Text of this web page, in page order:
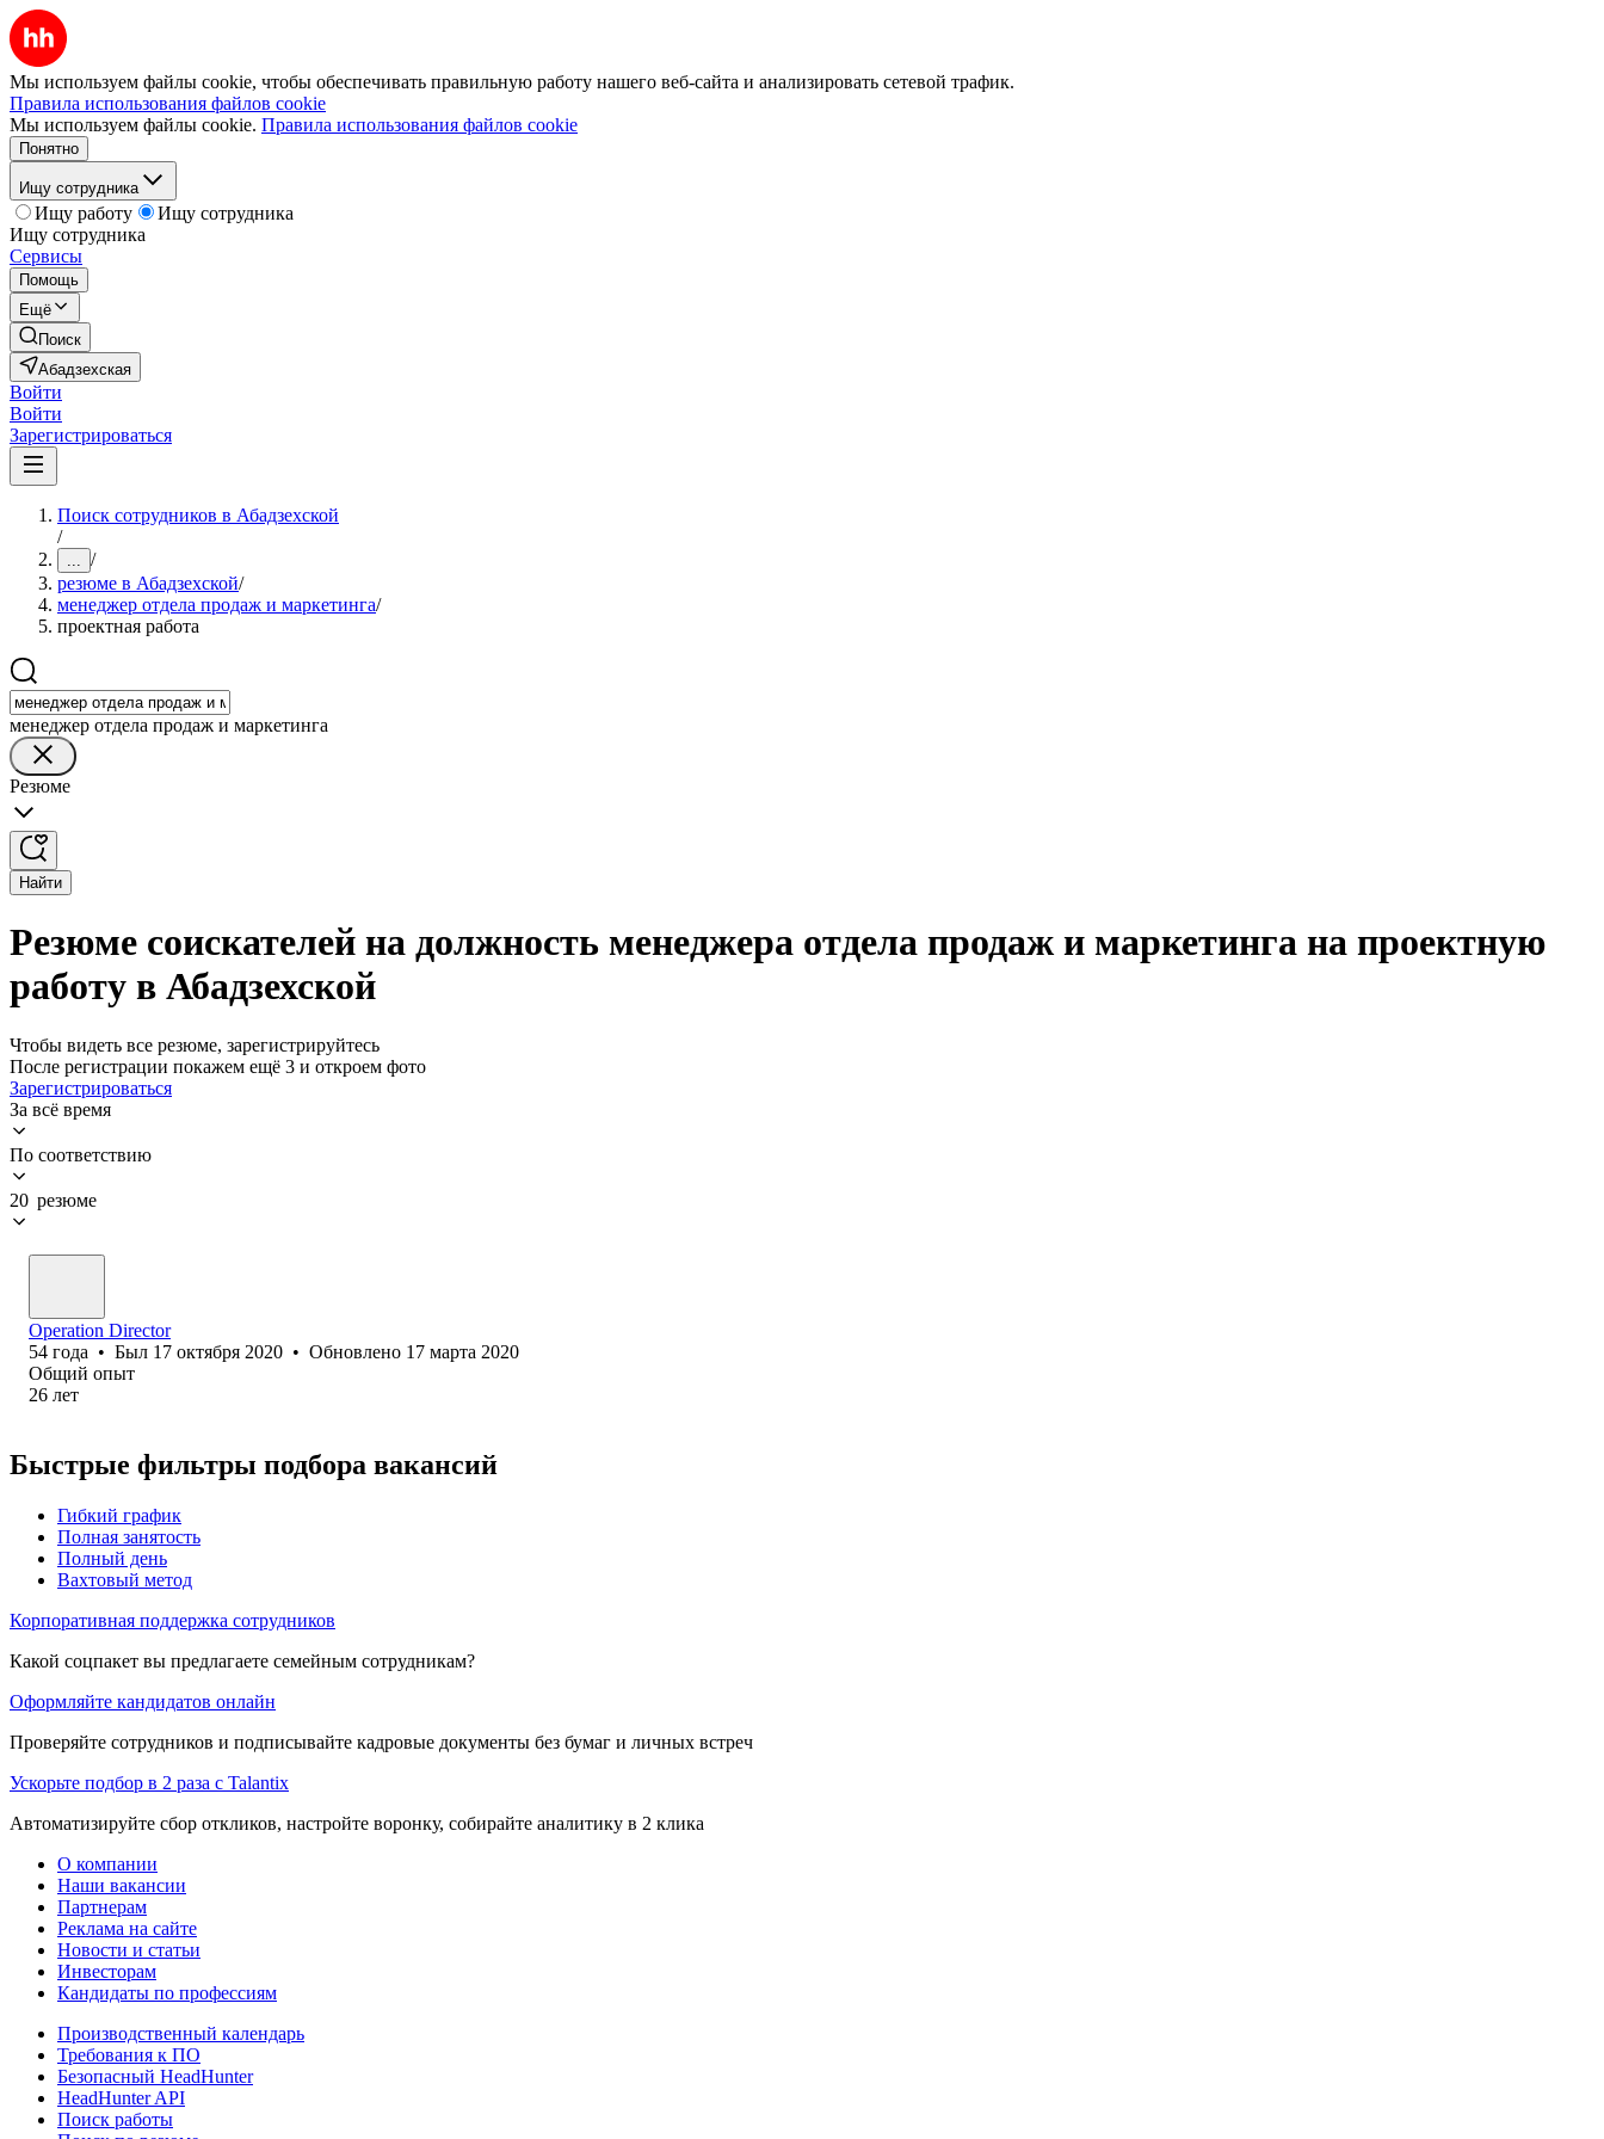
Мы используем файлы cookie, чтобы обеспечивать правильную работу нашего веб-сайта и анализировать сетевой трафик.
Правила использования файлов cookie
Мы используем файлы cookie. Правила использования файлов cookie
Понятно
Ищу сотрудника
Ищу работу
Ищу сотрудника
Ищу сотрудника
Сервисы
Помощь
Ещё
Поиск
Абадзехская
Войти
Войти
Зарегистрироваться
Поиск сотрудников в Абадзехской
/
... /
резюме в Абадзехской/
менеджер отдела продаж и маркетинга/
проектная работа
менеджер отдела продаж и маркетинга
Резюме
Найти
Резюме соискателей на должность менеджера отдела продаж и маркетинга на проектную
работу в Абадзехской
Чтобы видеть все резюме, зарегистрируйтесь
После регистрации покажем ещё 3 и откроем фото
Зарегистрироваться
За всё время
По соответствию
20 резюме
Operation Director
54 года • Был 17 октября 2020 • Обновлено 17 марта 2020
Общий опыт
26 лет
Быстрые фильтры подбора вакансий
Гибкий график
Полная занятость
Полный день
Вахтовый метод
Корпоративная поддержка сотрудников
Какой соцпакет вы предлагаете семейным сотрудникам?
Оформляйте кандидатов онлайн
Проверяйте сотрудников и подписывайте кадровые документы без бумаг и личных встреч
Ускорьте подбор в 2 раза с Talantix
Автоматизируйте сбор откликов, настройте воронку, собирайте аналитику в 2 клика
О компании
Наши вакансии
Партнерам
Реклама на сайте
Новости и статьи
Инвесторам
Кандидаты по профессиям
Производственный календарь
Требования к ПО
Безопасный HeadHunter
HeadHunter API
Поиск работы